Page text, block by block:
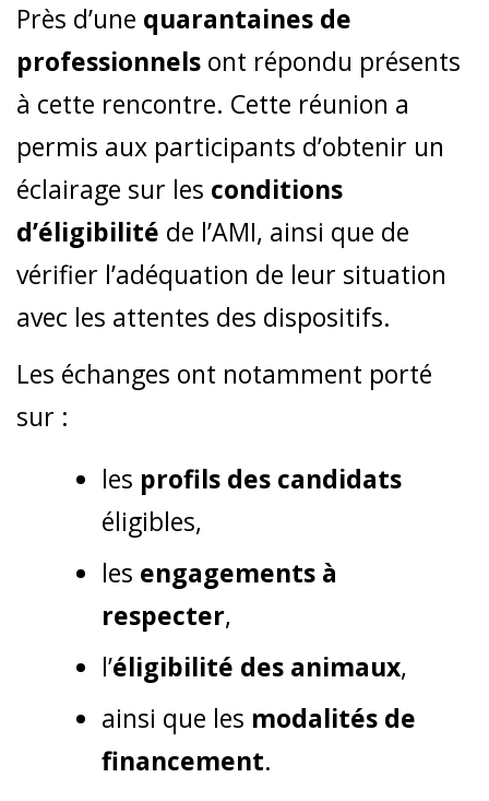
Près d’une quarantaines de
professionnels ont répondu présents
à cette rencontre. Cette réunion a
permis aux participants d’obtenir un
éclairage sur les conditions
d’éligibilité de l’AMI, ainsi que de
vérifier l’adéquation de leur situation
avec les attentes des dispositifs.
Les échanges ont notamment porté
sur :
les profils des candidats
éligibles,
les engagements à
respecter,
l’éligibilité des animaux,
ainsi que les modalités de
financement.